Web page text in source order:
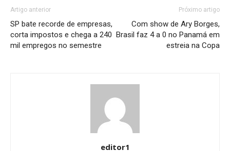
Artigo anterior
SP bate recorde de empresas,
corta impostos e chega a 240
mil empregos no semestre
Próximo artigo
Com show de Ary Borges,
Brasil faz 4 a 0 no Panamá em
estreia na Copa
editor1